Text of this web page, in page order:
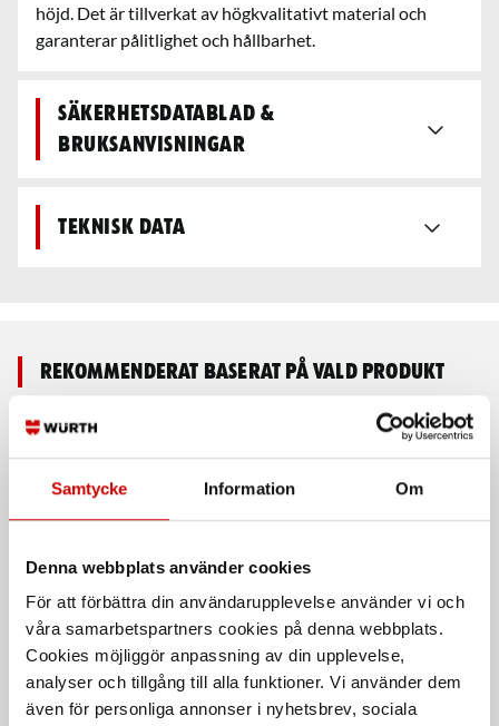
Samtycke Information Om
Denna webbplats använder cookies
För att förbättra din användarupplevelse använder vi och
våra samarbetspartners cookies på denna webbplats.
Cookies möjliggör anpassning av din upplevelse,
analyser och tillgång till alla funktioner. Vi använder dem
även för personliga annonser i nyhetsbrev, sociala
höjd. Det är tillverkat av högkvalitativt material och
garanterar pålitlighet och hållbarhet.
Säkerhetsdatablad &
bruksanvisningar
Teknisk data
Rekommenderat baserat på vald produkt
Södben till HS680
Tillbehör till hantverkarställning
Diagonalstag till HS680
Tillbehör till hantverkarställning